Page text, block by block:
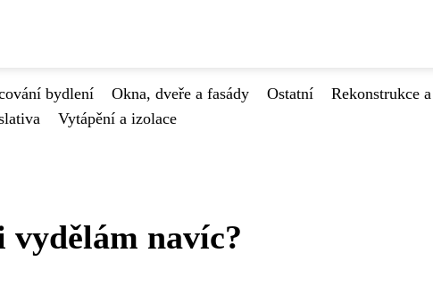
bydlení Okna, dveře a fasády Ostatní Rekonstrukce
Vytápění a izolace
navíc?